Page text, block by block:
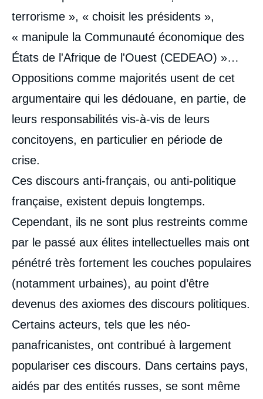
terrorisme », « choisit les présidents »,
« manipule la Communauté économique des
États de l'Afrique de l'Ouest (CEDEAO) »…
Oppositions comme majorités usent de cet
argumentaire qui les dédouane, en partie, de
leurs responsabilités vis-à-vis de leurs
concitoyens, en particulier en période de
crise.
Ces discours anti-français, ou anti-politique
française, existent depuis longtemps.
Cependant, ils ne sont plus restreints comme
par le passé aux élites intellectuelles mais ont
pénétré très fortement les couches populaires
(notamment urbaines), au point d’être
devenus des axiomes des discours politiques.
Certains acteurs, tels que les néo-
panafricanistes, ont contribué à largement
populariser ces discours. Dans certains pays,
aidés par des entités russes, se sont même